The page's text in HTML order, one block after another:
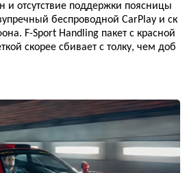
и отсутствие поддержки поясницы
беспроводной CarPlay и ск
F-Sport Handling пакет с красной
скорее сбивает с толку, чем доб